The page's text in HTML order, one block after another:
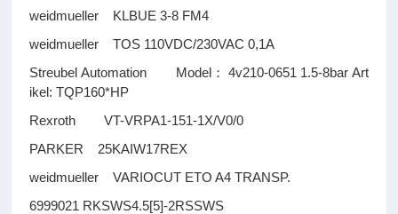
weidmueller KLBUE 3-8 FM4
weidmueller TOS 110VDC/230VAC 0,1A
Streubel Automation Model ：
4v210-0651 1.5-8bar Art
ikel: TQP160*HP
Rexroth VT-VRPA1-151-1X/V0/0
PARKER 25KAIW17REX
weidmueller VARIOCUT ETO A4 TRANSP.
6999021 RKSWS4.5[5]-2RSSWS